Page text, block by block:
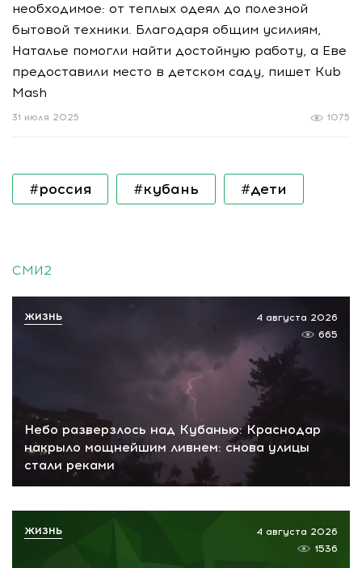
необходимое: от теплых одеял до полезной
бытовой техники. Благодаря общим усилиям,
Наталье помогли найти достойную работу, а Еве
предоставили место в детском саду, пишет Kub
Mash
1075
31 июля 2025
#россия #кубань #дети
СМИ2
Небо разверзлось над Кубанью: Краснодар
накрыло мощнейшим ливнем: снова улицы
стали реками
4 августа 2026
665
ЖИЗНЬ
4 августа 2026
1536
ЖИЗНЬ